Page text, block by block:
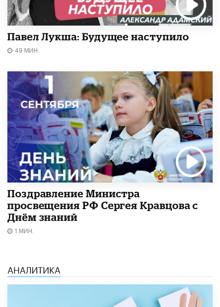
Павел Лукша: Будущее наступило
49 МИН.
Поздравление Министра
просвещения РФ Сергея Кравцова с
Днём знаний
1 МИН.
АНАЛИТИКА